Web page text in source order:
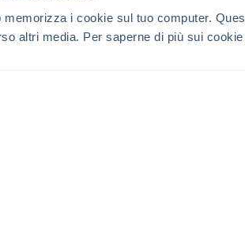
memorizza i cookie sul tuo computer.
altri media. Per saperne di più sui